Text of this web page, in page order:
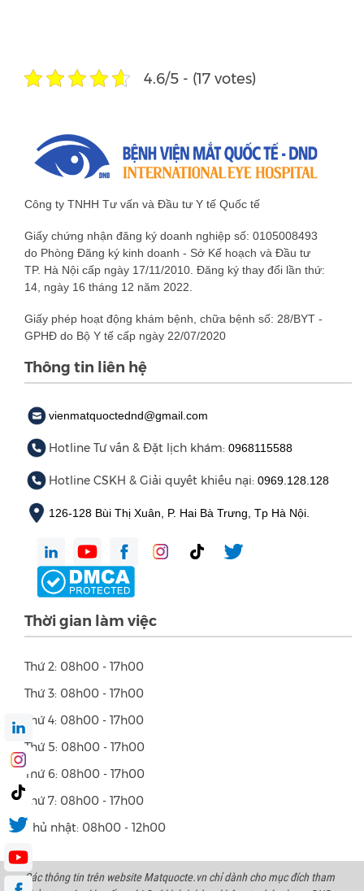
4.6/5 - (17 votes)
Công ty TNHH Tư vấn và Đầu tư Y tế Quốc tế
Giấy chứng nhận đăng ký doanh nghiệp số: 0105008493
do Phòng Đăng ký kinh doanh - Sở Kế hoạch và Đầu tư
TP. Hà Nội cấp ngày 17/11/2010. Đăng ký thay đổi lần thứ:
14, ngày 16 tháng 12 năm 2022.
Giấy phép hoạt động khám bệnh, chữa bệnh số: 28/BYT -
GPHĐ do Bộ Y tế cấp ngày 22/07/2020
Thông tin liên hệ
vienmatquoctednd@gmail.com
Hotline Tư vấn & Đặt lịch khám: 0968115588
Hotline CSKH & Giải quyết khiếu nại: 0969.128.128
126-128 Bùi Thị Xuân, P. Hai Bà Trưng, Tp Hà Nội.
Thời gian làm việc
Thứ 2: 08h00 - 17h00
Thứ 3: 08h00 - 17h00
Thứ 4: 08h00 - 17h00
Thứ 5: 08h00 - 17h00
Thứ 6: 08h00 - 17h00
Thứ 7: 08h00 - 17h00
Chủ nhật: 08h00 - 12h00
Các thông tin trên website Matquocte.vn chỉ dành cho mục đích tham